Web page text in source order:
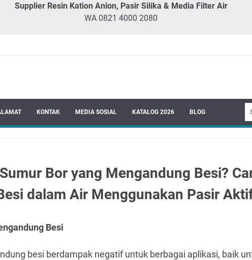
Supplier Resin Kation Anion, Pasir Silika & Media Filter Air
WA 0821 4000 2080
KONTAK MEDIA SOSIAL KATALOG 2026 BLOG
Bor yang Mengandung Besi?
dalam Air Menggunakan Pasir
Besi
besi berdampak negatif untuk berbagai aplikasi, baik